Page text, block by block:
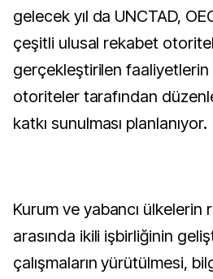
gelecek yıl da UNCTAD,
çeşitli ulusal rekabet
gerçekleştirilen faaliyetlerin
otoriteler tarafından
katkı sunulması planlanıyor.
Kurum ve yabancı
arasında ikili işbirliğinin
çalışmaların yürütülmesi,